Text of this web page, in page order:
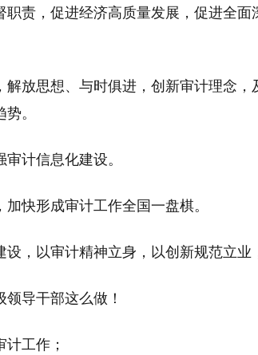
职责，促进经济高质量发展，促进全面
解放思想、与时俱进，创新审计理念
。
计信息化建设。
快形成审计工作全国一盘棋。
，以审计精神立身，以创新规范立业
导干部这么做！
工作；